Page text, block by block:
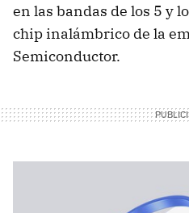
en las bandas de los 5 y
chip inalámbrico de la
Semiconductor.